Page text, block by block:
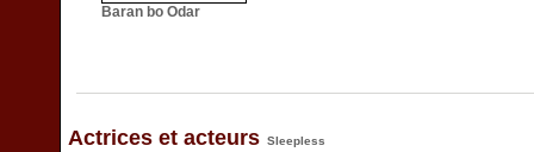
Baran bo Odar
Actrices et acteurs Sleepless